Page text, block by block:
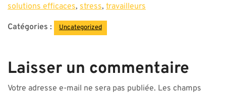
solutions efficaces, stress, travailleurs
Catégories : Uncategorized
Laisser un commentaire
Votre adresse e-mail ne sera pas publiée. Les champs